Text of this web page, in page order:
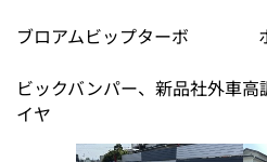
ブロアムビップターボ ホ
ビックバンパー、新品社外車
イヤ